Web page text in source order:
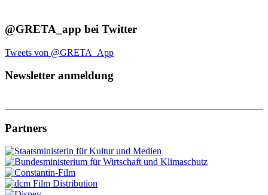
@GRETA_app bei Twitter
Tweets von @GRETA_App
Newsletter anmeldung
Partners